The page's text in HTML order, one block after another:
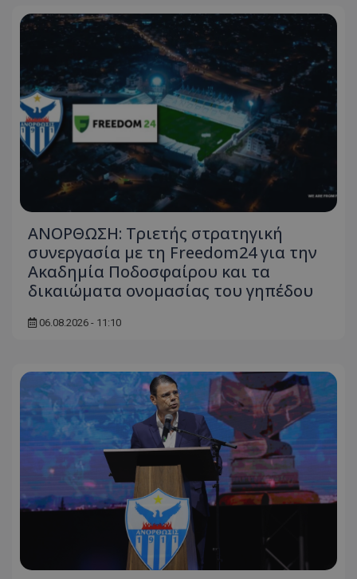
ΑΝΟΡΘΩΣΗ: Τριετής στρατηγική
συνεργασία με τη Freedom24 για την
Ακαδημία Ποδοσφαίρου και τα
δικαιώματα ονομασίας του γηπέδου
06.08.2026 - 11:10